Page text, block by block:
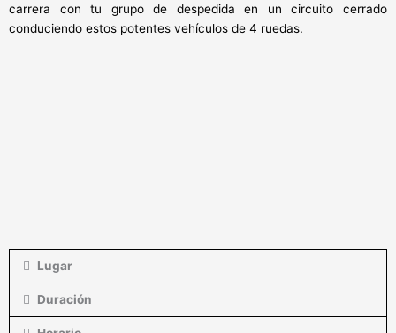
carrera con tu grupo de despedida en un circuito cerrado
conduciendo estos potentes vehículos de 4 ruedas.
Lugar
Duración